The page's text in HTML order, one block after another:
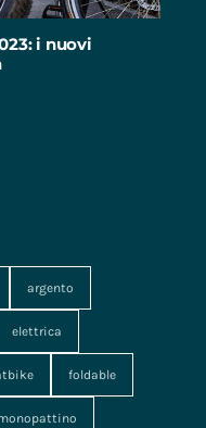
i nuovi
argento
elettrica
foldable